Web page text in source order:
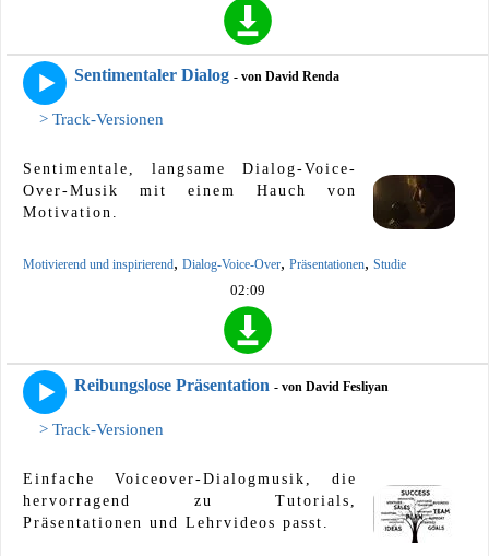
Sentimentaler Dialog - von David Renda
> Track-Versionen
Sentimentale, langsame Dialog-Voice-
Over-Musik mit einem Hauch von
Motivation.
Motivierend und inspirierend, Dialog-Voice-Over, Präsentationen, Studie
02:09
Reibungslose Präsentation - von David Fesliyan
> Track-Versionen
Einfache Voiceover-Dialogmusik, die
hervorragend zu Tutorials,
Präsentationen und Lehrvideos passt.